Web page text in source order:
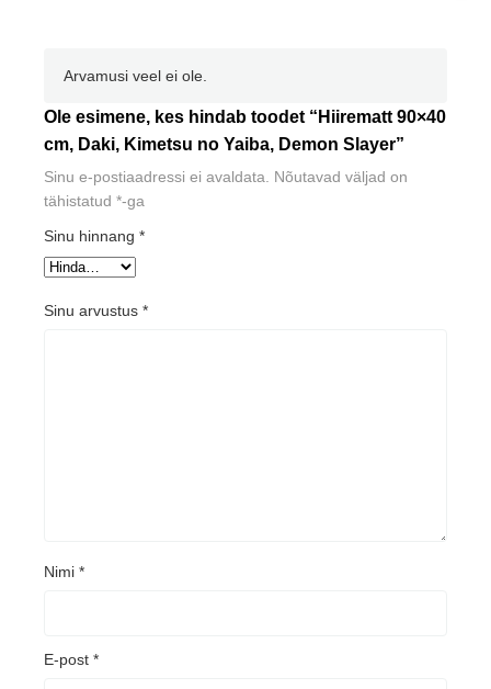
Arvamusi veel ei ole.
Ole esimene, kes hindab toodet “Hiirematt 90×40
cm, Daki, Kimetsu no Yaiba, Demon Slayer”
Sinu e-postiaadressi ei avaldata.
Nõutavad väljad on
tähistatud *-ga
Sinu hinnang *
Sinu arvustus *
Nimi *
E-post *